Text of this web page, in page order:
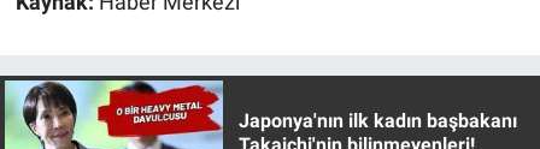
Japonya'nın ilk kadın başbakanı